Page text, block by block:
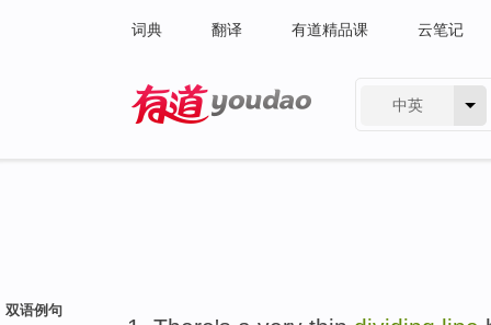
词典 翻译 有道精品课 云笔记
中英
双语例句